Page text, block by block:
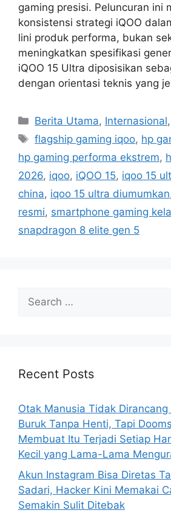
gaming presisi. Peluncuran ini
konsistensi strategi iQOO
lini produk performa, bukan
meningkatkan spesifikasi
iQOO 15 Ultra diposisikan
dengan orientasi teknis yang
C
a
e
g
o
r
i
e
Berita Utama, Internasional
T
a
g
s
flagship gaming iqoo, hp
hp gaming performa ekstrem,
2026, iqoo, iQOO 15, iqoo 15
china, iqoo 15 ultra diumumkan
resmi, smartphone gaming
snapdragon 8 elite gen 5
h
r
:
Recent Posts
Otak Manusia Tidak
Buruk Tanpa Henti, Tapi
Membuat Itu Terjadi Setiap
Kecil yang Lama-Lama
Akun Instagram Bisa Diretas
Sadari, Hacker Kini Memakai
Semakin Sulit Ditebak